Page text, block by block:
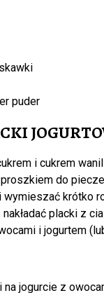
puder
i cukrem
do
wymieszać krótko
nakładać placki z
i jogurtem